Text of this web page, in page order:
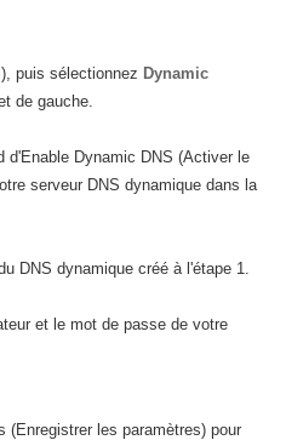
puis sélectionnez Dynamic
de gauche.
d'Enable Dynamic DNS (Activer le
serveur DNS dynamique dans la
DNS dynamique créé à l'étape 1.
et le mot de passe de votre
(Enregistrer les paramètres) pour